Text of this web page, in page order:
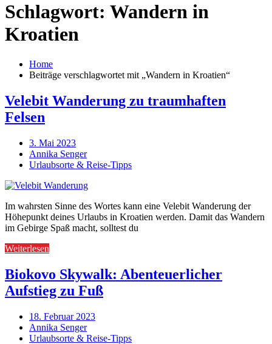
Schlagwort: Wandern in
Kroatien
Home
Beiträge verschlagwortet mit „Wandern in Kroatien“
Velebit Wanderung zu traumhaften
Felsen
3. Mai 2023
Annika Senger
Urlaubsorte & Reise-Tipps
Im wahrsten Sinne des Wortes kann eine Velebit Wanderung der
Höhepunkt deines Urlaubs in Kroatien werden. Damit das Wandern
im Gebirge Spaß macht, solltest du
Weiterlesen
Biokovo Skywalk: Abenteuerlicher
Aufstieg zu Fuß
18. Februar 2023
Annika Senger
Urlaubsorte & Reise-Tipps